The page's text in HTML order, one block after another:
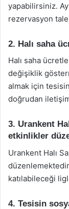
yapabilirsiniz.
rezervasyon
2. Halı saha
Halı saha
değişiklik
almak için
doğrudan
3. Urankent
etkinlikler
Urankent Halı
katılabileceği
4. Tesisin